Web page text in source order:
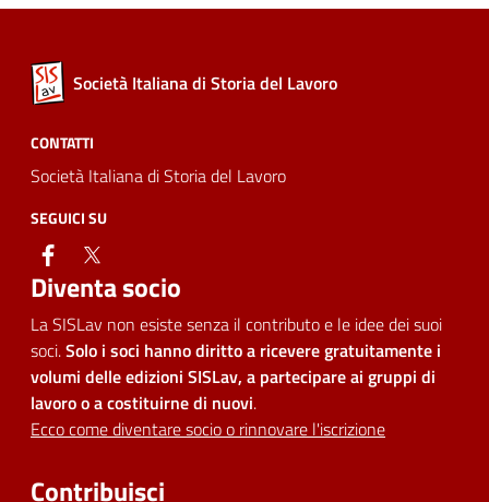
Società Italiana di Storia del Lavoro
CONTATTI
Società Italiana di Storia del Lavoro
SEGUICI SU
facebook
Diventa socio
La SISLav non esiste senza il contributo e le idee dei suoi
soci.Solo i soci hanno diritto a ricevere gratuitamente i
volumi delle edizioni SISLav, a partecipare ai gruppi di
lavoro o a costituirne di nuovi.
Ecco come diventare socio o rinnovare l'iscrizione
Contribuisci